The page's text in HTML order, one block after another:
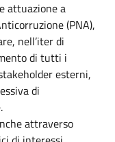
attuazione a
(PNA),
nell’iter di
di tutti i
esterni,
di
attraverso